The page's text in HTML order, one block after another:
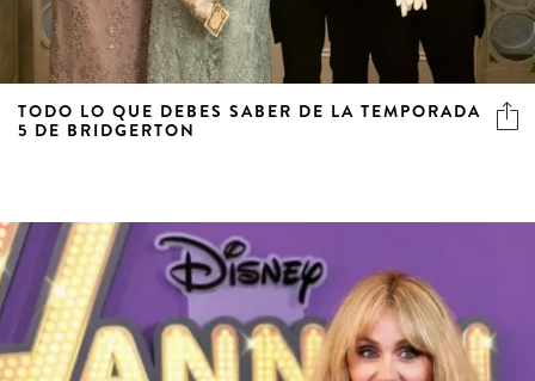
TODO LO QUE DEBES SABER DE LA TEMPORADA
5 DE BRIDGERTON